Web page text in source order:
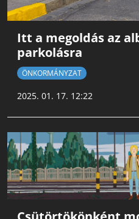
Itt a megoldás az
parkolásra
ÖNKORMÁNYZAT
2025. 01. 17. 12:22